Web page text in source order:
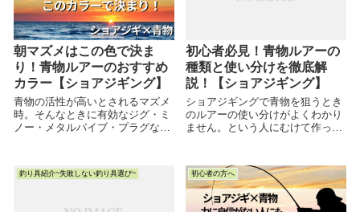
朝マズメはこの色で決ま
り！青物ルアーのおすすめ
カラー【ショアジギング】
青物の活性が高いとされるマズメ
時。そんなときに有効なジグ・ミ
ノー・メタルバイブ・プラグなど
す。
初心者必見！青物ルアーの
種類と使い分けを徹底解
説！【ショアジギング】
ショアジギングで青物を狙うとき
のルアーの使い分けがよくわかり
ません。という人にむけて作った
で、ご参考にどうぞ。
釣り具紹介~失敗しない釣り具選び~ 初心者の方へ